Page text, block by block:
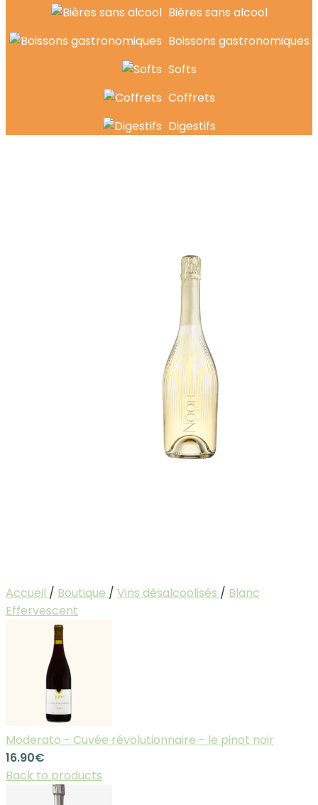
Bières sans alcool
Boissons gastronomiques
Softs
Coffrets
Digestifs
Accueil / Boutique / Vins désalcoolisés / Blanc
Effervescent
Moderato - Cuvée révolutionnaire - le pinot noir
16.90€
Back to products